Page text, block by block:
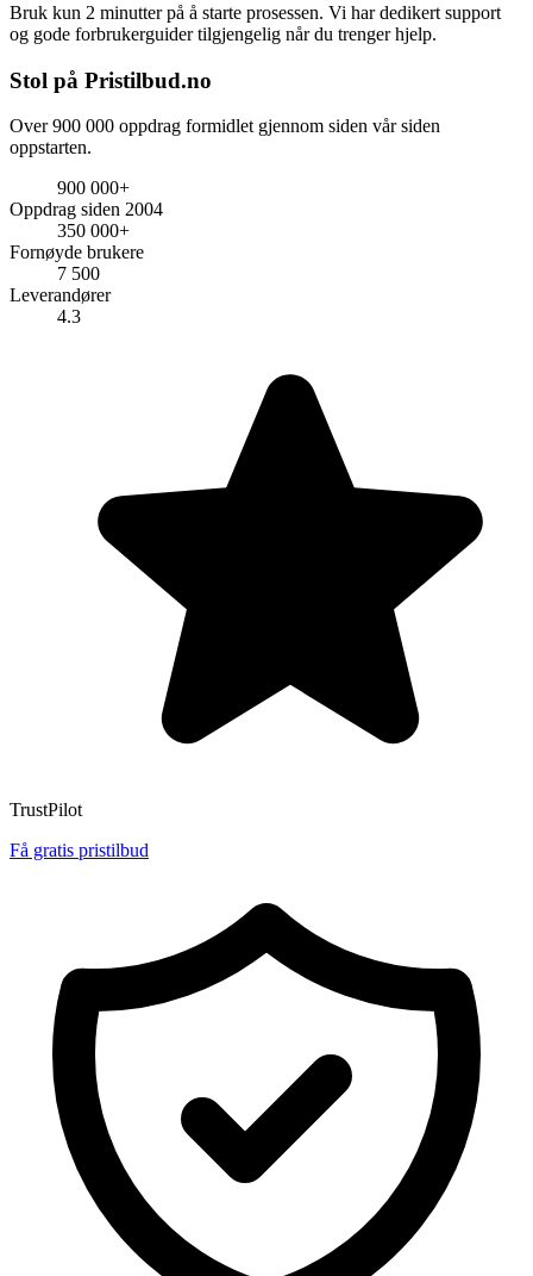
Bruk kun 2 minutter på å starte prosessen. Vi har dedikert support
og gode forbrukerguider tilgjengelig når du trenger hjelp.
Stol på Pristilbud.no
Over 900 000 oppdrag formidlet gjennom siden vår siden
oppstarten.
900 000+
Oppdrag siden 2004
350 000+
Fornøyde brukere
7 500
Leverandører
4.3
TrustPilot
Få gratis pristilbud